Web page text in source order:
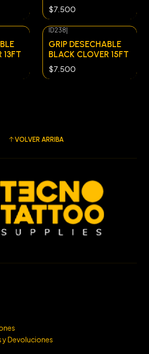
$7.500
13FT
ID238|
GRIP DESECHABLE
BLACK CLOVER 15FT
$7.500
VOLVER ARRIBA
Devoluciones